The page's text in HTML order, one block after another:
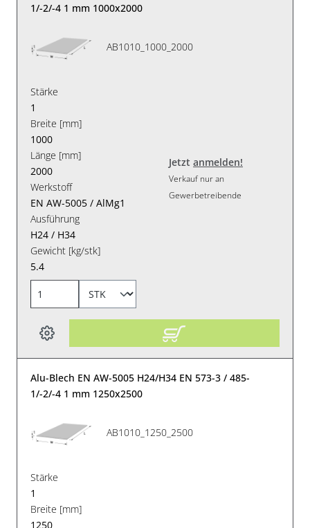
1/-2/-4 1 mm 1000x2000
AB1010_1000_2000
Stärke
1
Breite [mm]
1000
Länge [mm]
2000
Werkstoff
EN AW-5005 / AlMg1
Ausführung
H24 / H34
Gewicht [kg/stk]
5.4
Jetzt anmelden!
Verkauf nur an
Gewerbetreibende
Alu-Blech EN AW-5005 H24/H34 EN 573-3 / 485-
1/-2/-4 1 mm 1250x2500
AB1010_1250_2500
Stärke
1
Breite [mm]
1250